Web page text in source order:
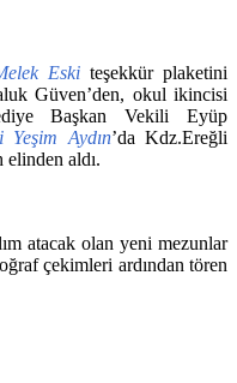
Eski teşekkür plaketini
Güven’den, okul ikincisi
Başkan Vekili Eyüp
Yeşim Aydın’da Kdz.Ereğli
elinden aldı.
atacak olan yeni mezunlar
çekimleri ardından tören